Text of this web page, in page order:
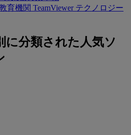
育機関 TeamViewer テクノロジー
に分類された人気ソ